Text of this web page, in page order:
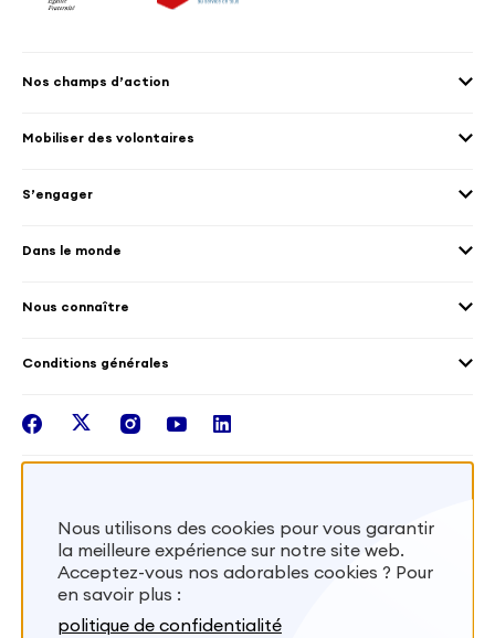
Nos champs d’action
Culture et patrimoine
Mobilités croisées
Santé
Mobiliser des volontaires
Accueillir des volontaires
S’engager
Les différents dispositifs de volontariat
Dans le monde
Nous connaître
Les missions de France Volontaires
Intégrer nos équipes
Conditions générales
facebook
twitterinstagram
youtubelinkedin
S'inscrire
Besoin d’aide? Visitez notre foire aux
Nous utilisons des cookies pour vous garantir
la meilleure expérience sur notre site web.
Acceptez-vous nos adorables cookies ? Pour
en savoir plus :
politique de confidentialité